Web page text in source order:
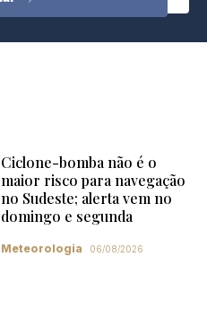
Ciclone-bomba não é o
maior risco para navegação
no Sudeste; alerta vem no
domingo e segunda
Meteorologia 06/08/2026